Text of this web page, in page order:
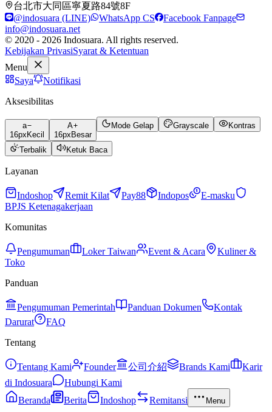
台北市大同區寧夏路84號8F
@indosuara (LINE)
WhatsApp CS
Facebook Fanpage
info@indosuara.net
© 2020 - 2026 Indosuara. All rights reserved.
Kebijakan PrivasiSyarat & Ketentuan
Menu
Saya
Notifikasi
Aksesibilitas
a
16px Kecil
A
16px Besar
Mode Gelap Grayscale Kontras
Terbalik Ketuk Baca
Layanan
Indoshop Remit Kilat Pay88 Indopos
E-masku
BPJS Ketenagakerjaan
Komunitas
Pengumuman Loker Taiwan Event & Acara
Kuliner &
Toko
Panduan
Pengumuman Pemerintah Panduan Dokumen
Kontak
Darurat
FAQ
Tentang
Tentang Kami Founder 公司介紹 Brands Kami
Karir
di Indosuara
Hubungi Kami
Beranda
Berita Indoshop Remitansi Menu